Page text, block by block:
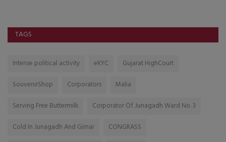
TAGS
Intense political activity eKYC
Gujarat HighCourt
SouvenirShop
Corporators
Malia
Serving Free Buttermilk
Corporator Of Junagadh Ward No. 3
Cold In Junagadh And Girnar
CONGRASS